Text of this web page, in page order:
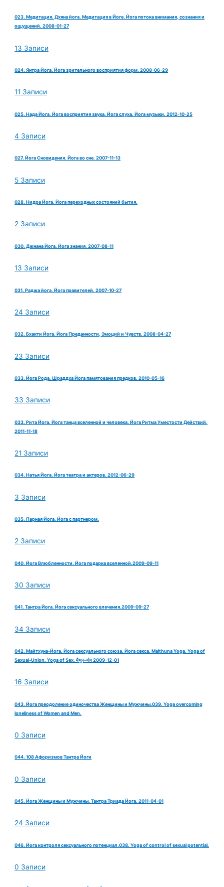
023. Медитация. Дхяна йога. Медитация в Йоге. Йога потока внимания, сознания и
ощущений. 2008-01-27
13 Записи
024. Янтра Йога. Йога зрительного восприятия форм. 2008-06-29
11 Записи
025. Нада Йога. Йога восприятия звука. Йога слуха. Йога музыки. 2012-10-25
4 Записи
027. Йога Сновидения. Йога во сне. 2007-11-13
5 Записи
028. Нидра Йога. Йога переходных состояний бытия.
2 Записи
030. Джнана Йога. Йога знания. 2007-08-11
13 Записи
031. Раджа йога. Йога правителей. 2007-10-27
24 Записи
032. Бхакти Йога. Йога Преданности, Эмоций и Чувств. 2008-04-27
23 Записи
033. Йога Рода. Шраддха Йога памятования предков. 2010-05-16
33 Записи
033. Рита Йога. Йога танца вселенной и человека. Йога Ритма Уместости Действий.
2011-11-18
21 Записи
034. Натья Йога. Йога театра и актеров. 2012-06-29
3 Записи
035. Парная Йога. Йога с партнером.
2 Записи
040. Йога Влюбленности. Йога подарка вселенной.2009-09-11
30 Записи
041. Тантра Йога. Йога сексуального влечения.2009-09-27
34 Записи
042. Майтхуна-Йога. Йога сексуального союза. Йога секса. Maithuna Yoga. Yoga of
Sexual-Union. Yoga of Sex. मैथुन-योग 2009-12-01
16 Записи
043. Йога преодоление одиночества Женщины и Мужчины.039. Yoga overcoming
loneliness of Women and Men.
0 Записи
044. 108 Афоризмов Тантра Йоги
0 Записи
045. Йога Женщины и Мужчины. Тантра Триада Йога. 2011-04-01
24 Записи
046. Йога контроля сексуального потенциал.038. Yoga of control of sexual potential.
0 Записи